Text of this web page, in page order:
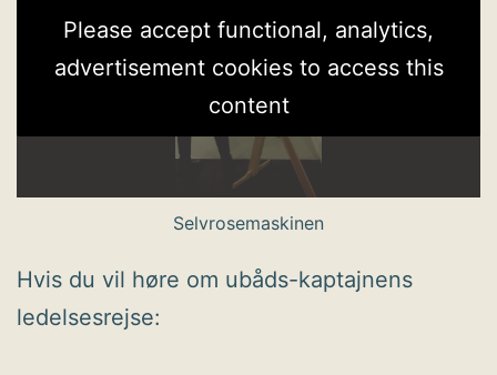
Please accept functional, analytics,
advertisement cookies to access this
content
Selvrosemaskinen
Hvis du vil høre om ubåds-kaptajnens
ledelsesrejse: